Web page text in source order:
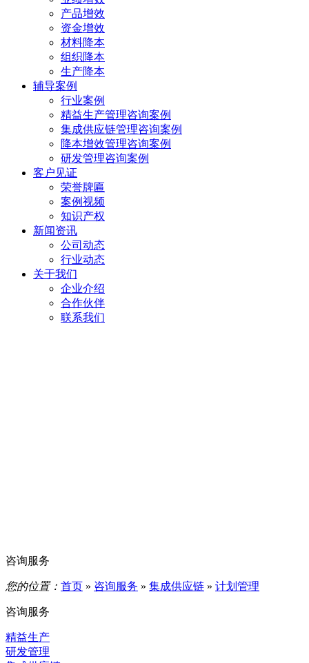
产品增效
资金增效
材料降本
组织降本
生产降本
辅导案例
行业案例
精益生产管理咨询案例
集成供应链管理咨询案例
降本增效管理咨询案例
研发管理咨询案例
客户见证
荣誉牌匾
案例视频
知识产权
新闻资讯
公司动态
行业动态
关于我们
企业介绍
合作伙伴
联系我们
咨询服务
您的位置： 首页 » 咨询服务 » 集成供应链 » 计划管理
咨询服务
精益生产
研发管理